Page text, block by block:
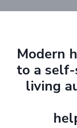
Modern
to a
living